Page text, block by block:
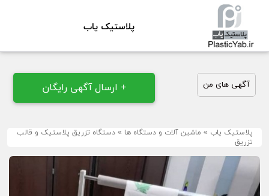
پلاستیک یاب
آگهی های من + ارسال آگهی رایگان
پلاستیک یاب » ماشین آلات و دستگاه ها » دستگاه تزریق پلاستیک و قالب
تزریق